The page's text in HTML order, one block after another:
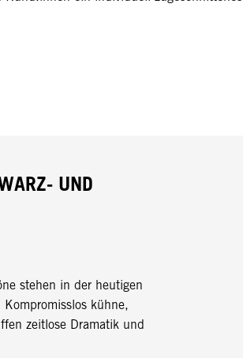
UND
stehen in der heutigen
kühne,
zeitlose Dramatik und